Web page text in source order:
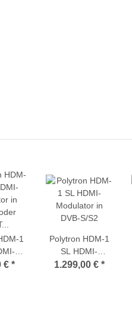
1
in
€ *
Polytron HDM-1
SL HDMI-
Modulator in
1.299,00 € *